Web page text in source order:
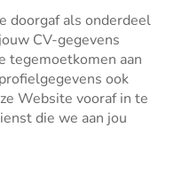
doorgaf als onderdeel
CV-gegevens
tegemoetkomen aan
ook
Website vooraf in te
die we aan jou